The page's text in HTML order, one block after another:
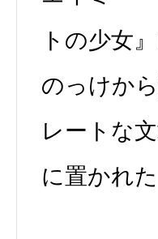
トの少女
のっけか
レートな
に置かれ